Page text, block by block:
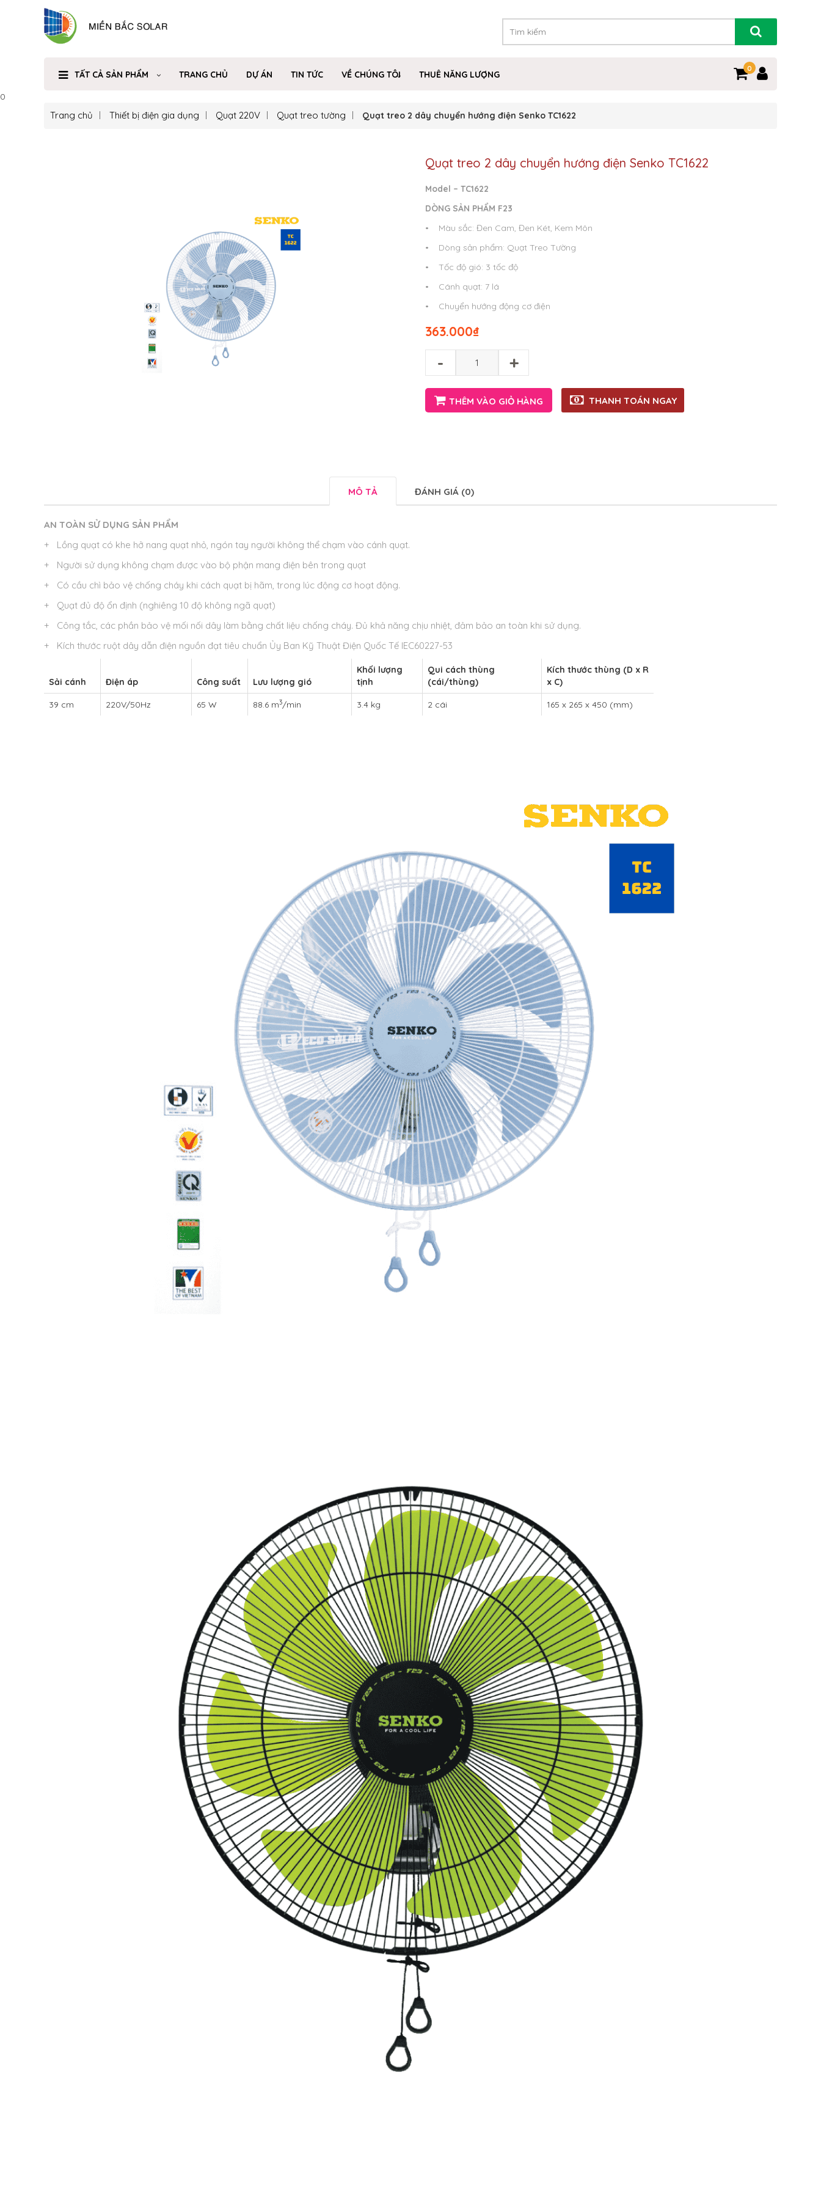
TẤT CẢ SẢN PHẨM TRANG CHỦ DỰ ÁN TIN TỨC VỀ CHÚNG TÔI THUÊ NĂNG LƯỢNG
0
0
Trang chủ Thiết bị điện gia dụng Quạt 220V Quạt treo tường Quạt treo 2 dây chuyển hướng điện Senko TC1622
Quạt treo 2 dây chuyển hướng điện Senko TC1622
Model – TC1622
DÒNG SẢN PHẨM F23
• Màu sắc: Đen Cam, Đen Két, Kem Môn
• Dòng sản phẩm: Quạt Treo Tường
• Tốc độ gió: 3 tốc độ
• Cánh quạt: 7 lá
• Chuyển hướng động cơ điện
₫
363.000
- +
THÊM VÀO GIỎ HÀNG THANH TOÁN NGAY
MÔ TẢ ĐÁNH GIÁ (0)
AN TOÀN SỬ DỤNG SẢN PHẨM
+ Lồng quạt có khe hở nang quạt nhỏ, ngón tay người không thể chạm vào cánh quạt.
+ Người sử dụng không chạm được vào bộ phận mang điện bên trong quạt
+ Có cầu chì bảo vệ chống cháy khi cách quạt bị hãm, trong lúc động cơ hoạt động.
+ Quạt đủ độ ổn định (nghiêng 10 độ không ngã quạt)
+ Công tắc, các phần bảo vệ mối nối dây làm bằng chất liệu chống cháy. Đủ khả năng chịu nhiệt, đảm bảo an toàn khi sử dụng.
+ Kích thước ruột dây dẫn điện nguồn đạt tiêu chuẩn Ủy Ban Kỹ Thuật Điện Quốc Tế IEC60227-53
Sải cánh Điện áp Công suất Lưu lượng gió
Khối lượng
tịnh
Qui cách thùng
(cái/thùng)
Kích thước thùng (D x R
x C)
39 cm 220V/50Hz 65 W 88.6 m3/min 3.4 kg 2 cái 165 x 265 x 450 (mm)